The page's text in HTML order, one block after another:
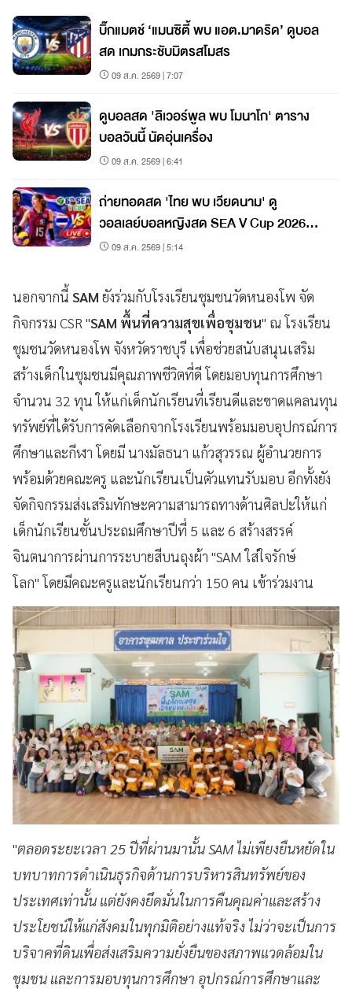
บิ๊กแมตช์ ‘แมนซิตี้ พบ แอต.มาดริด’ ดูบอล
สด เกมกระชับมิตรสโมสร
09 ส.ค. 2569 | 7:07
ดูบอลสด 'ลิเวอร์พูล พบ โมนาโก' ตาราง
บอลวันนี้ นัดอุ่นเครื่อง
09 ส.ค. 2569 | 6:41
ถ่ายทอดสด 'ไทย พบ เวียดนาม' ดู
วอลเลย์บอลหญิงสด SEA V Cup 2026
สนาม 2
09 ส.ค. 2569 | 5:14
นอกจากนี้ SAM ยังร่วมกับโรงเรียนชุมชนวัดหนองโพ จัด
กิจกรรม CSR "SAM พื้นที่ความสุขเพื่อชุมชน" ณ โรงเรียน
ชุมชนวัดหนองโพ จังหวัดราชบุรี เพื่อช่วยสนับสนุนเสริม
สร้างเด็กในชุมชนมีคุณภาพชีวิตที่ดี โดยมอบทุนการศึกษา
จำนวน 32 ทุน ให้แก่เด็กนักเรียนที่เรียนดีและขาดแคลนทุน
ทรัพย์ที่ได้รับการคัดเลือกจากโรงเรียนพร้อมมอบอุปกรณ์การ
ศึกษาและกีฬา โดยมี นางมัลธนา แก้วสุวรรณ ผู้อำนวยการ
พร้อมด้วยคณะครู และนักเรียนเป็นตัวแทนรับมอบ อีกทั้งยัง
จัดกิจกรรมส่งเสริมทักษะความสามารถทางด้านศิลปะให้แก่
เด็กนักเรียนชั้นประถมศึกษาปีที่ 5 และ 6 สร้างสรรค์
จินตนาการผ่านการระบายสีบนถุงผ้า "SAM ใส่ใจรักษ์
โลก" โดยมีคณะครูและนักเรียนกว่า 150 คน เข้าร่วมงาน
"ตลอดระยะเวลา 25 ปีที่ผ่านมานั้น SAM ไม่เพียงยืนหยัดใน
บทบาทการดำเนินธุรกิจด้านการบริหารสินทรัพย์ของ
ประเทศเท่านั้น แต่ยังคงยึดมั่นในการคืนคุณค่าและสร้าง
ประโยชน์ให้แก่สังคมในทุกมิติอย่างแท้จริง ไม่ว่าจะเป็นการ
บริจาคที่ดินเพื่อส่งเสริมความยั่งยืนของสภาพแวดล้อมใน
ชุมชน และการมอบทุนการศึกษา อุปกรณ์การศึกษาและ